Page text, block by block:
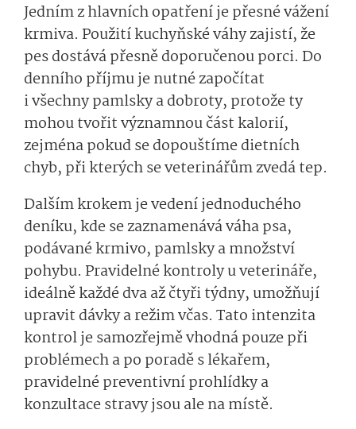
Jedním z hlavních opatření je přesné vážení
krmiva. Použití kuchyňské váhy zajistí, že
pes dostává přesně doporučenou porci. Do
denního příjmu je nutné započítat
i všechny pamlsky a dobroty, protože ty
mohou tvořit významnou část kalorií,
zejména pokud se dopouštíme dietních
chyb, při kterých se veterinářům zvedá tep.
Dalším krokem je vedení jednoduchého
deníku, kde se zaznamenává váha psa,
podávané krmivo, pamlsky a množství
pohybu. Pravidelné kontroly u veterináře,
ideálně každé dva až čtyři týdny, umožňují
upravit dávky a režim včas. Tato intenzita
kontrol je samozřejmě vhodná pouze při
problémech a po poradě s lékařem,
pravidelné preventivní prohlídky a
konzultace stravy jsou ale na místě.